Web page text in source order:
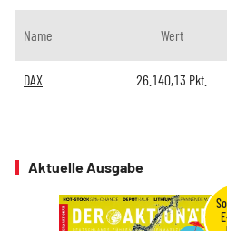
Name Wert
DAX 26.140,13 Pkt.
Aktuelle Ausgabe